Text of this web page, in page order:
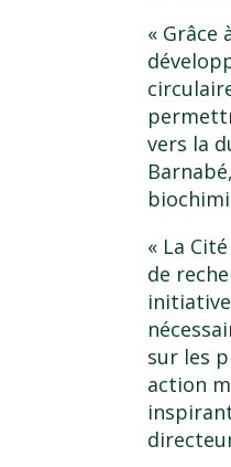
« Grâce
vers la
« La
de
sur les
action